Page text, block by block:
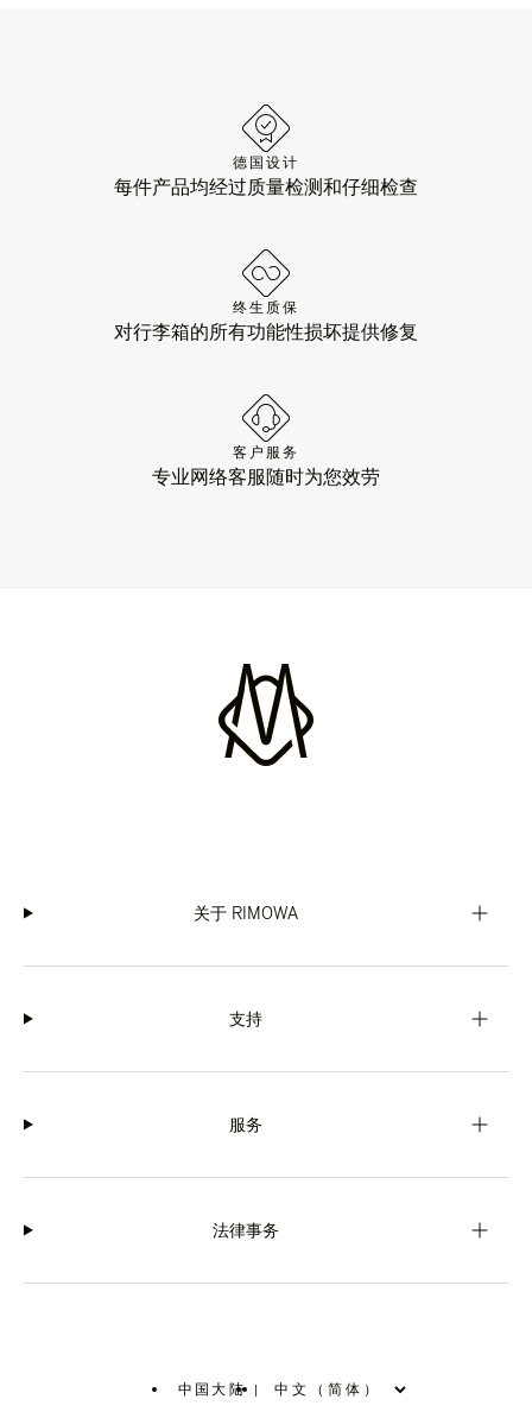
德国设计
每件产品均经过质量检测和仔细检查
终生质保
对行李箱的所有功能性损坏提供修复
客户服务
专业网络客服随时为您效劳
关于 RIMOWA
支持
服务
法律事务
中国大陆 |